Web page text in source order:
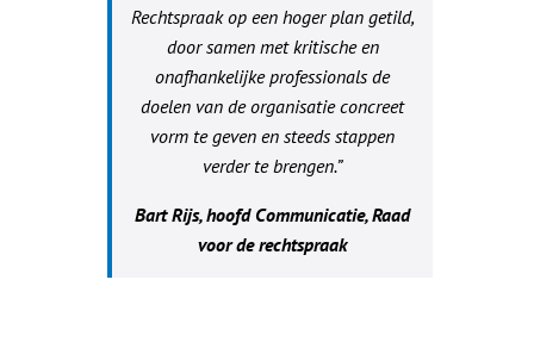
Rechtspraak op een hoger plan getild,
door samen met kritische en
onafhankelijke professionals de
doelen van de organisatie concreet
vorm te geven en steeds stappen
verder te brengen.”
Bart Rijs, hoofd Communicatie, Raad
voor de rechtspraak